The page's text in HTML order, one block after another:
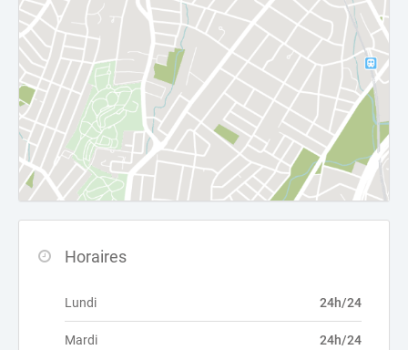
Horaires
Lundi 24h/24
Mardi 24h/24